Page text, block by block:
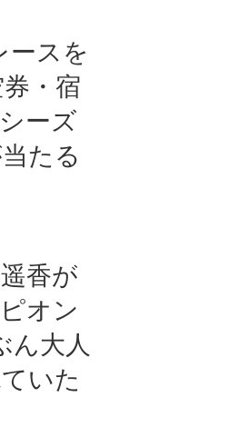
ースを
・宿
ーズ
たる
香が
オン
ん大人
いた